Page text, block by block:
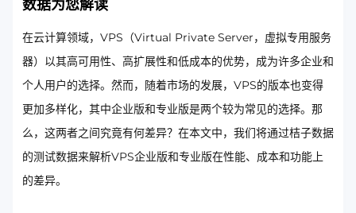
数据为您解读
在云计算领域，VPS（Virtual Private Server，虚拟专用服务
器）以其高可用性、高扩展性和低成本的优势，成为许多企业和
个人用户的选择。然而，随着市场的发展，VPS的版本也变得
更加多样化，其中企业版和专业版是两个较为常见的选择。那
么，这两者之间究竟有何差异？在本文中，我们将通过桔子数据
的测试数据来解析VPS企业版和专业版在性能、成本和功能上
的差异。